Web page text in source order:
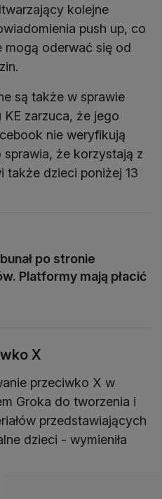
kolejne
push up, co
mogą oderwać się od
są także w sprawie
zarzuca, że jego
nie weryfikują
że korzystają z
także dzieci poniżej 13
po stronie
Platformy mają płacić
X
przeciwko X w
Groka do tworzenia i
przedstawiających
dzieci - wymieniła